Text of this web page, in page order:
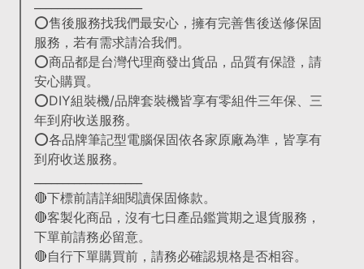
⭕售後服務找我們最安心，擁有完善售後送修保固
服務，若有需求請洽我們。
⭕商品都是台灣代理商發出貨品，品質有保證，請
安心購買。
⭕DIY組裝機/品牌套裝機皆享有零組件三年保、三
年到府收送服務。
⭕各品牌筆記型電腦保固依各家原廠為準，皆享有
到府收送服務。
🔴下標前請詳細閱讀保固條款。
🔴客製化商品，沒有七日產品鑑賞期之退貨服務，
下單前請務必留意。
🔴自行下單購買前，請務必確認規格是否相容。